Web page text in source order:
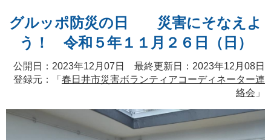
グルッポ防災の日 災害にそなえよ
う！ 令和５年１１月２６日（日）
公開日：2023年12月07日 最終更新日：2023年12月08日
登録元：「 春日井市災害ボランティアコーディネーター連
絡会 」